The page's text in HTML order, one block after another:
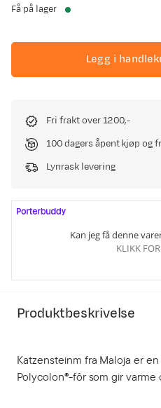
Få på lager
Legg i
Fri frakt over 1200,-
100 dagers åpent kjøp og
Lynrask levering
Kan jeg få denne
KLIKK FOR
Produktbeskrivelse
Katzensteinm fra Maloja er
Polycolon®-fôr som gir